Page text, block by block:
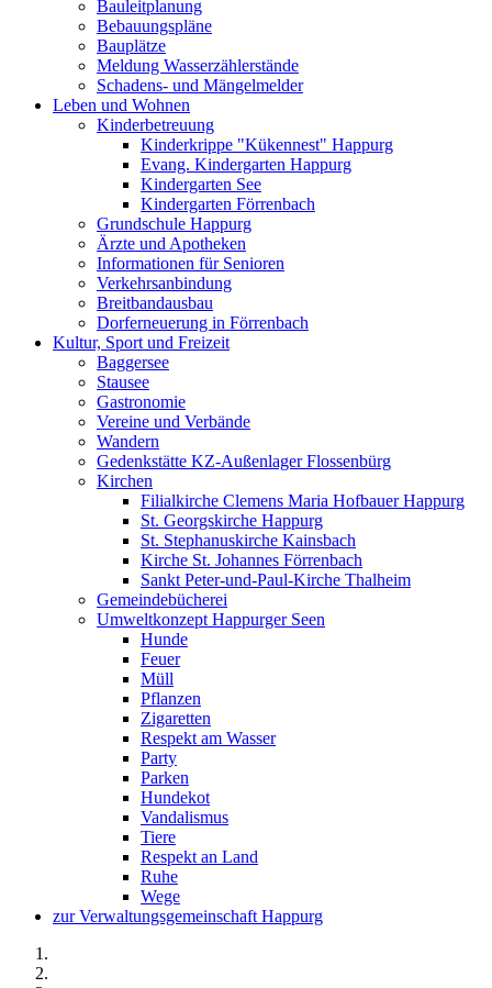
Bauleitplanung
Bebauungspläne
Bauplätze
Meldung Wasserzählerstände
Schadens- und Mängelmelder
Leben und Wohnen
Kinderbetreuung
Kinderkrippe "Kükennest" Happurg
Evang. Kindergarten Happurg
Kindergarten See
Kindergarten Förrenbach
Grundschule Happurg
Ärzte und Apotheken
Informationen für Senioren
Verkehrsanbindung
Breitbandausbau
Dorferneuerung in Förrenbach
Kultur, Sport und Freizeit
Baggersee
Stausee
Gastronomie
Vereine und Verbände
Wandern
Gedenkstätte KZ-Außenlager Flossenbürg
Kirchen
Filialkirche Clemens Maria Hofbauer Happurg
St. Georgskirche Happurg
St. Stephanuskirche Kainsbach
Kirche St. Johannes Förrenbach
Sankt Peter-und-Paul-Kirche Thalheim
Gemeindebücherei
Umweltkonzept Happurger Seen
Hunde
Feuer
Müll
Pflanzen
Zigaretten
Respekt am Wasser
Party
Parken
Hundekot
Vandalismus
Tiere
Respekt an Land
Ruhe
Wege
zur Verwaltungsgemeinschaft Happurg